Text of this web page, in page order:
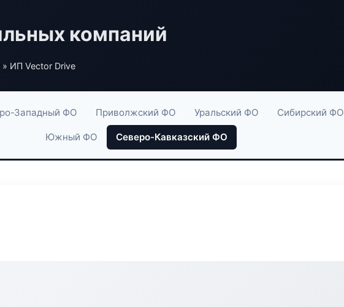
компаний
» ИП Vector Drive
Западный ФО Приволжский ФО Уральский ФО Сибирский ФО
Южный ФО Северо-Кавказский ФО